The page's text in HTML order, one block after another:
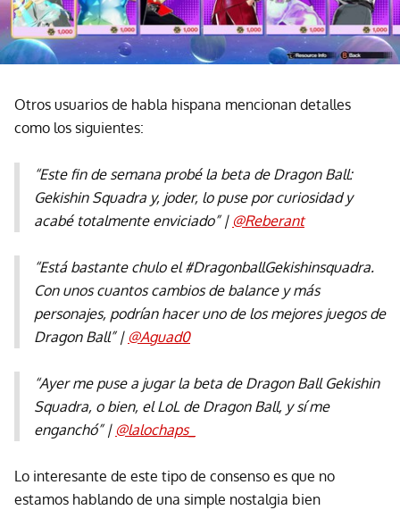
Otros usuarios de habla hispana mencionan detalles
como los siguientes:
“Este fin de semana probé la beta de Dragon Ball:
Gekishin Squadra y, joder, lo puse por curiosidad y
acabé totalmente enviciado” | @Reberant
“Está bastante chulo el#DragonballGekishinsquadra.
Con unos cuantos cambios de balance y más
personajes, podrían hacer uno de los mejores juegos de
Dragon Ball” | @Aguad0
“Ayer me puse a jugar la beta de Dragon Ball Gekishin
Squadra, o bien, el LoL de Dragon Ball, y sí me
enganchó” | @lalochaps_
Lo interesante de este tipo de consenso es que no
estamos hablando de una simple nostalgia bien